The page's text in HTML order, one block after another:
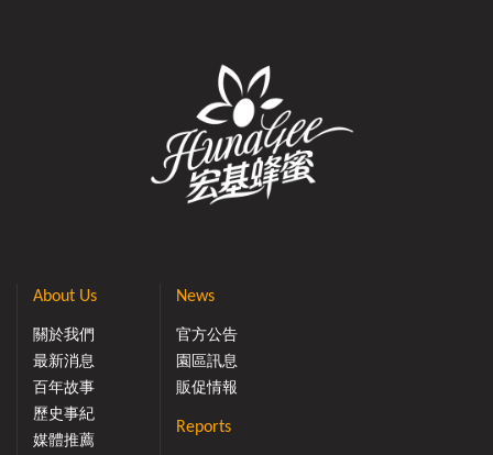
About Us
關於我們
最新消息
百年故事
歷史事紀
媒體推薦
News
官方公告
園區訊息
販促情報
Reports